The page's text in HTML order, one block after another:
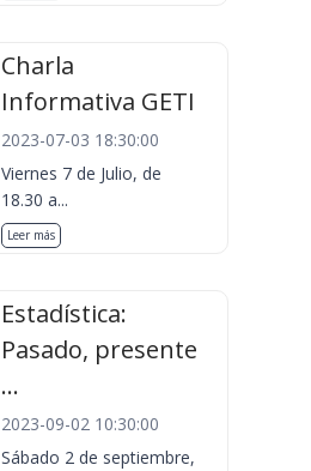
Charla
Informativa GETI
2023-07-03 18:30:00
Viernes 7 de Julio, de
18.30 a...
Leer más
Estadística:
Pasado, presente
...
2023-09-02 10:30:00
Sábado 2 de septiembre,